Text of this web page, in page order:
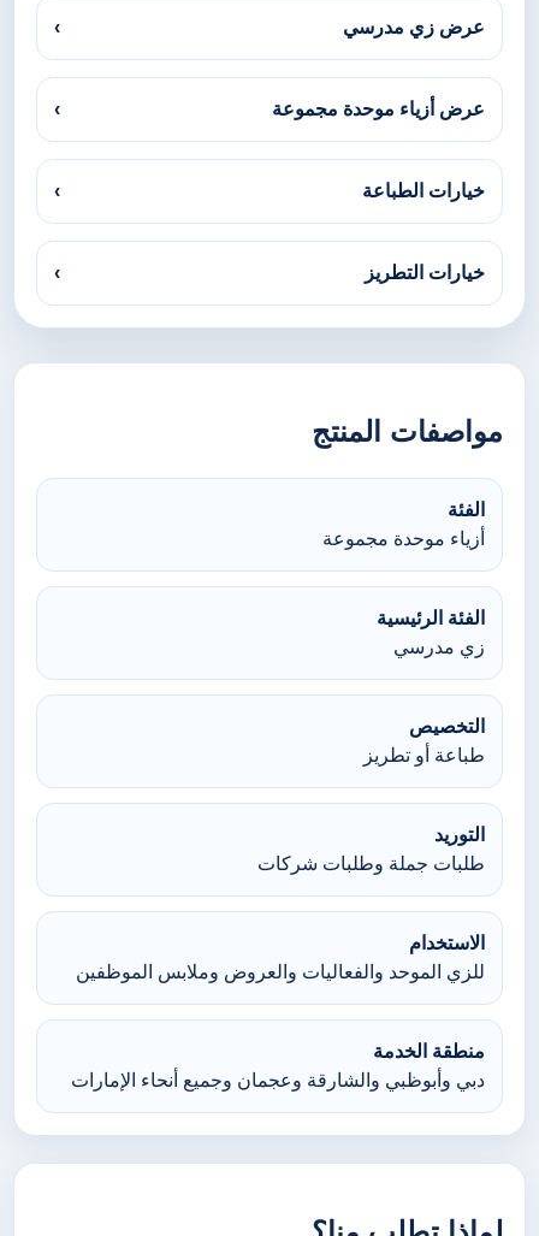
عرض زي مدرسي ›
عرض أزياء موحدة مجموعة ›
خيارات الطباعة ›
خيارات التطريز ›
مواصفات المنتج
الفئة
أزياء موحدة مجموعة
الفئة الرئيسية
زي مدرسي
التخصيص
طباعة أو تطريز
التوريد
طلبات جملة وطلبات شركات
الاستخدام
للزي الموحد والفعاليات والعروض وملابس الموظفين
منطقة الخدمة
دبي وأبوظبي والشارقة وعجمان وجميع أنحاء الإمارات